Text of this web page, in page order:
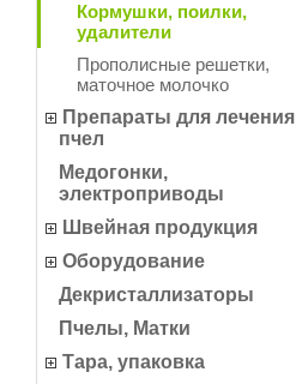
Кормушки, поилки,
удалители
Прополисные решетки,
маточное молочко
Препараты для лечения
пчел
Медогонки,
электроприводы
Швейная продукция
Оборудование
Декристаллизаторы
Пчелы, Матки
Тара, упаковка